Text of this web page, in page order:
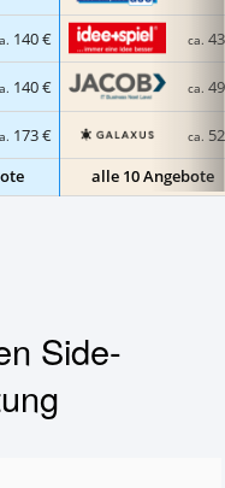
140 €
140 €
173 €
ca.
ca.
ca.
alle 10 Angebote
Side-